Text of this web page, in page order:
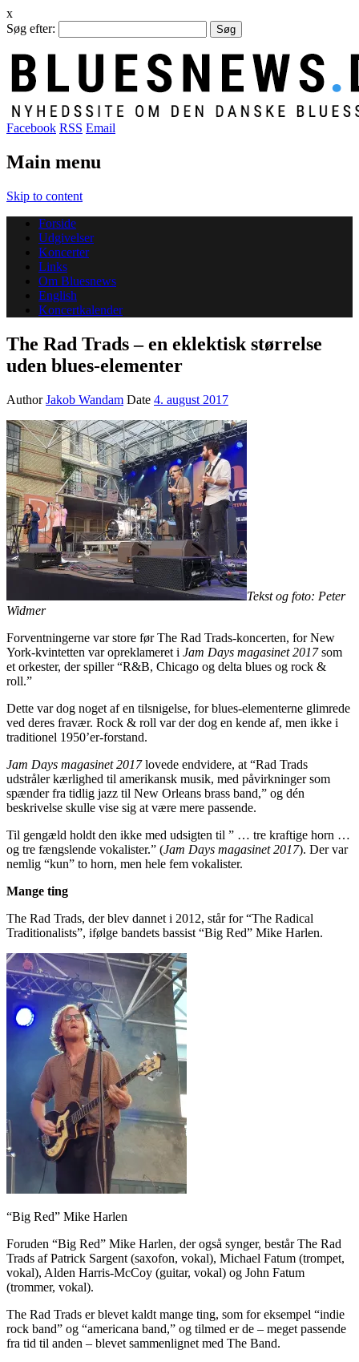
x
Søg efter:
Facebook RSS Email
Main menu
Skip to content
Forside
Udgivelser
Koncerter
Links
Om Bluesnews
English
Koncertkalender
The Rad Trads – en eklektisk størrelse
uden blues-elementer
AuthorJakob Wandam Date 4. august 2017
Tekst og foto: Peter
Widmer
Forventningerne var store før The Rad Trads-koncerten, for New
York-kvintetten var opreklameret i Jam Days magasinet 2017som
et orkester, der spiller “R&B, Chicago og delta blues og rock &
roll.”
Dette var dog noget af en tilsnigelse, for blues-elementerne glimrede
ved deres fravær. Rock & roll var der dog en kende af, men ikke i
traditionel 1950’er-forstand.
Jam Days magasinet 2017lovede endvidere, at “Rad Trads
udstråler kærlighed til amerikansk musik, med påvirkninger som
spænder fra tidlig jazz til New Orleans brass band,” og dén
beskrivelse skulle vise sig at være mere passende.
Til gengæld holdt den ikke med udsigten til ” … tre kraftige horn …
og tre fængslende vokalister.” (Jam Days magasinet 2017). Der var
nemlig “kun” to horn, men hele fem vokalister.
Mange ting
The Rad Trads, der blev dannet i 2012, står for “The Radical
Traditionalists”, ifølge bandets bassist “Big Red” Mike Harlen.
“Big Red” Mike Harlen
Foruden “Big Red” Mike Harlen, der også synger, består The Rad
Trads af Patrick Sargent (saxofon, vokal), Michael Fatum (trompet,
vokal), Alden Harris-McCoy (guitar, vokal) og John Fatum
(trommer, vokal).
The Rad Trads er blevet kaldt mange ting, som for eksempel “indie
rock band” og “americana band,” og tilmed er de – meget passende
fra tid til anden – blevet sammenlignet med The Band.